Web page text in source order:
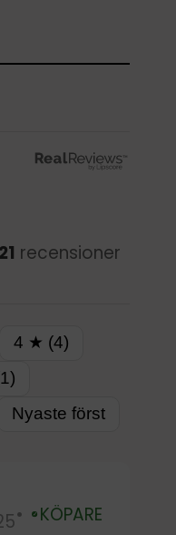
21 recensioner
4 ★ (4)
Nyaste först
Verifierad
KÖPARE